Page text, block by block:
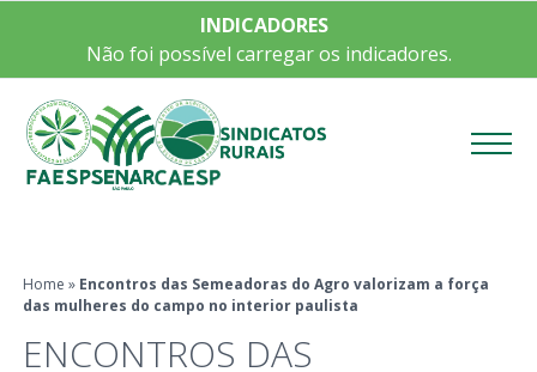
INDICADORES
Não foi possível carregar os indicadores.
Home » Encontros das Semeadoras do Agro valorizam a força
das mulheres do campo no interior paulista
ENCONTROS DAS